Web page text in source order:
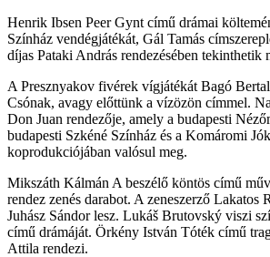
Henrik Ibsen Peer Gynt című drámai
Színház vendégjátékát, Gál Tamás
díjas Pataki András rendezésében tekinthetik
A Presznyakov fivérek vígjátékát Bagó
Csónak, avagy előttünk a vízözön címmel.
Don Juan rendezője, amely a budapesti
budapesti Szkéné Színház és a Komáromi
koprodukciójában valósul meg.
Mikszáth Kálmán A beszélő köntös című
rendez zenés darabot. A zeneszerző Lakatos
Juhász Sándor lesz. Lukáš Brutovský viszi
című drámáját. Örkény István Tóték című
Attila rendezi.